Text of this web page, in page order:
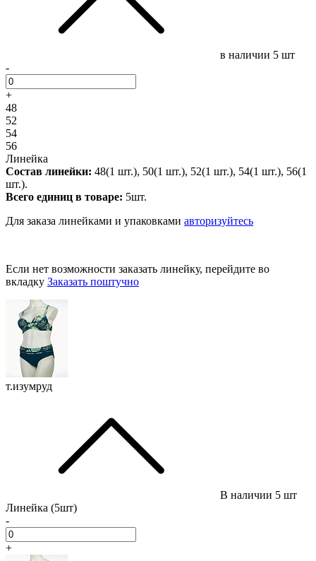
в наличии 5 шт
-
+
48
52
54
56
Линейка
Состав линейки: 48(1 шт.), 50(1 шт.), 52(1 шт.), 54(1 шт.), 56(1
шт.).
Всего единиц в товаре: 5шт.
Для заказа линейками и упаковками авторизуйтесь
Если нет возможности заказать линейку, перейдите во
вкладку Заказать поштучно
т.изумруд
В наличии 5 шт
Линейка (5шт)
-
+